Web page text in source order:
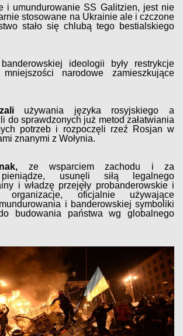
i umundurowanie SS Galitzien, jest nie
stosowane na Ukrainie ale i czczone
stało się chlubą tego bestialskiego
banderowskiej ideologii były restrykcje
narodowe zamieszkujące
używania języka rosyjskiego a
do sprawdzonych już metod załatwiania
potrzeb i rozpoczęli rzeź Rosjan w
znanymi z Wołynia.
ze wsparciem zachodu i za
pieniądze, usunęli siłą legalnego
i władzę przejęły probanderowskie i
organizacje, oficjalnie używające
i banderowskiej symboliki
budowania państwa wg globalnego